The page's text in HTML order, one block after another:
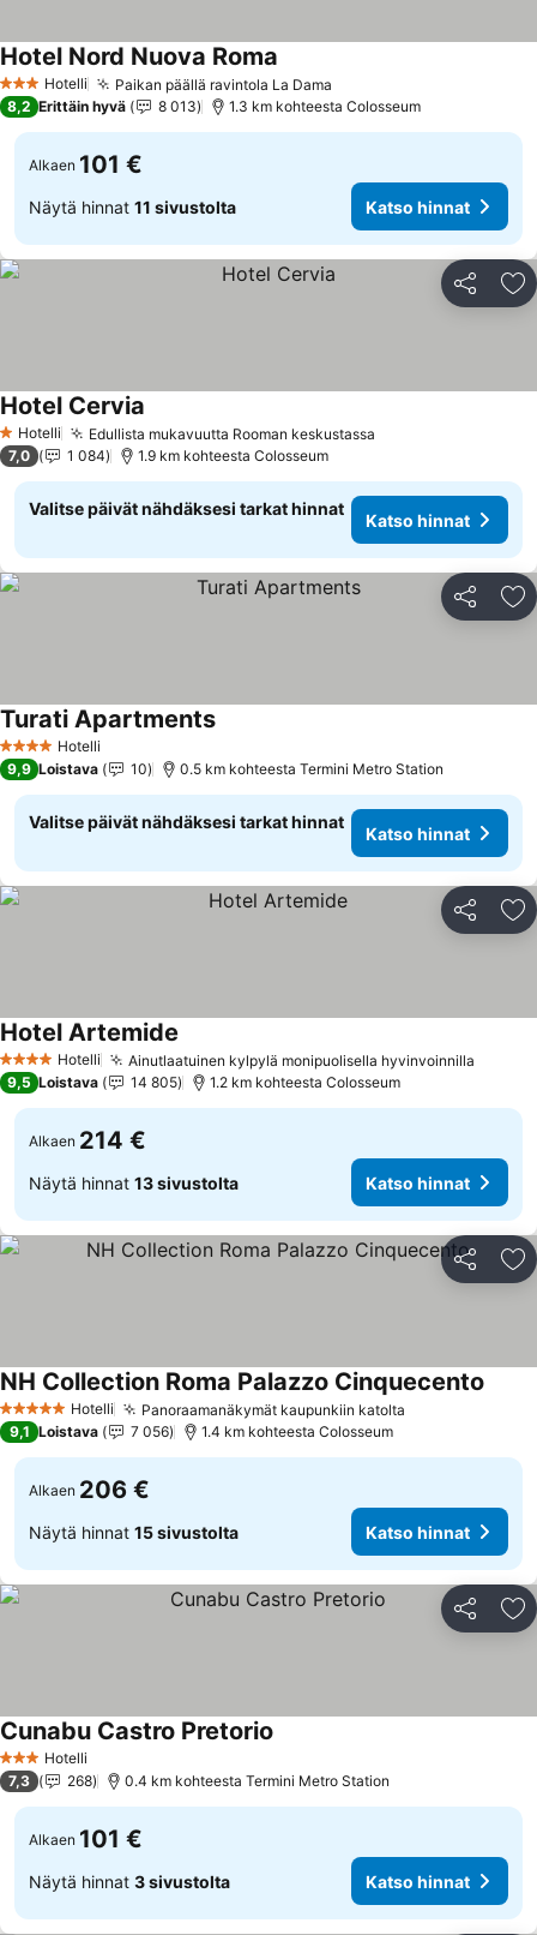
3 Tähtiluokitus
Hotelli Paikan päällä ravintola La Dama
Hotel Nord Nuova Roma
8,2 Erittäin hyvä 8 013 1.3 km kohteesta Colosseum
Alkaen 101 €
Näytä hinnat 11 sivustolta Katso hinnat
Jaa
1 Tähtiluokitus
Hotelli Edullista mukavuutta Rooman keskustassa
Hotel Cervia
7,0 1 084 1.9 km kohteesta Colosseum
Valitse päivät nähdäksesi tarkat hinnat
Katso hinnat
Jaa
4 Tähtiluokitus
Hotelli
Turati ApartmentsKatso hinnat
9,9 Loistava 10 0.5 km kohteesta Termini Metro Station
Valitse päivät nähdäksesi tarkat hinnat
Katso hinnat
Jaa
4 Tähtiluokitus
Hotelli Ainutlaatuinen kylpylä monipuolisella hyvinvoinnilla
Hotel Artemide
9,5 Loistava 14 805 1.2 km kohteesta Colosseum
Alkaen 214 €
Näytä hinnat 13 sivustolta Katso hinnat
Jaa
5 Tähtiluokitus
Hotelli Panoraamanäkymät kaupunkiin katolta
NH Collection Roma Palazzo Cinquecento
9,1 Loistava 7 056 1.4 km kohteesta Colosseum
Alkaen 206 €
Näytä hinnat 15 sivustolta Katso hinnat
Jaa
3 Tähtiluokitus
Hotelli
Cunabu Castro Pretorio
7,3 268 0.4 km kohteesta Termini Metro Station
Alkaen 101 €
Näytä hinnat 3 sivustolta Katso hinnat